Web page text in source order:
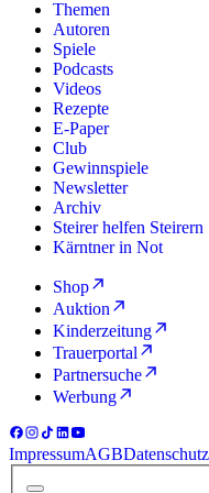
Themen
Autoren
Spiele
Podcasts
Videos
Rezepte
E-Paper
Club
Gewinnspiele
Newsletter
Archiv
Steirer helfen Steirern
Kärntner in Not
Shop
Auktion
Kinderzeitung
Trauerportal
Partnersuche
Werbung
ImpressumAGBDatenschutz